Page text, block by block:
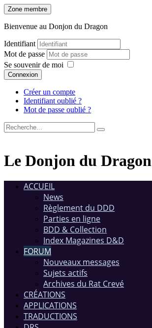
Zone membre
Bienvenue au Donjon du Dragon
Identifiant
Mot de passe
Se souvenir de moi
Connexion
Créer un compte
Identifiant oublié ?
Mot de passe oublié ?
Le Donjon du Dragon
ACCUEIL
News
Règlement du DDD
Parties en ligne
BDD & Collection
Index Magazines D&D
FORUM
Nouveaux messages
Sujets actifs
Archives du Rat Crevé
CRÉATIONS
APPLICATIONS
TRADUCTIONS